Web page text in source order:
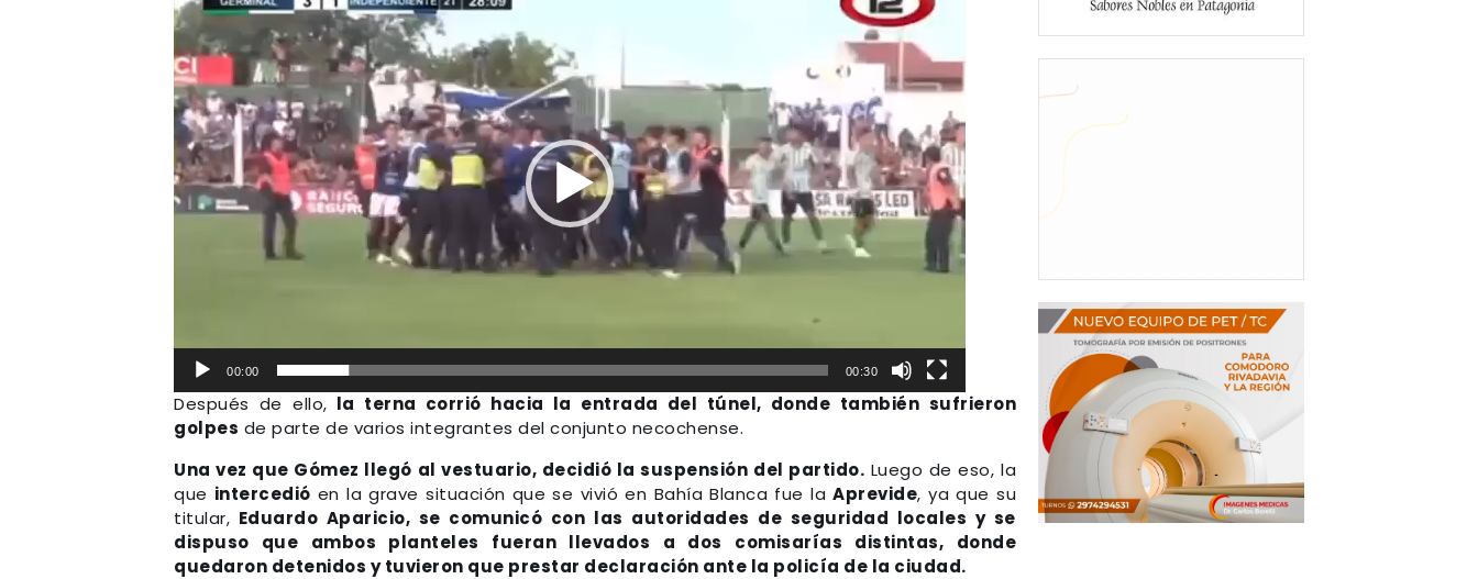
de
video
00:00 00:30
Después de ello, la terna corrió hacia la entrada del túnel, donde también sufrieron
golpes de parte de varios integrantes del conjunto necochense.
Una vez que Gómez llegó al vestuario, decidió la suspensión del partido. Luego de eso, la
que intercedió en la grave situación que se vivió en Bahía Blanca fue laAprevide, ya que su
titular, Eduardo Aparicio, se comunicó con las autoridades de seguridad locales y se
dispuso que ambos planteles fueran llevados a dos comisarías distintas, donde
quedaron detenidos y tuvieron que prestar declaración ante la policía de la ciudad.